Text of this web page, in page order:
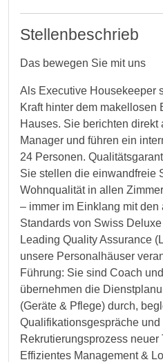
Stellenbeschrieb
Das bewegen Sie mit uns
Als Executive Housekeeper
Kraft hinter dem
Hauses. Sie berichten
Manager und führen ein
24 Personen.
Sie stellen die einwandfreie
Wohnqualität in allen
– immer im Einklang mit den
Standards von Swiss
Leading Quality Assurance
unsere Personalhäuser
Führung: Sie sind Coach
übernehmen die
(Geräte & Pflege) durch,
Qualifikationsgespräche
Rekrutierungsprozess neuer
Effizientes Management &